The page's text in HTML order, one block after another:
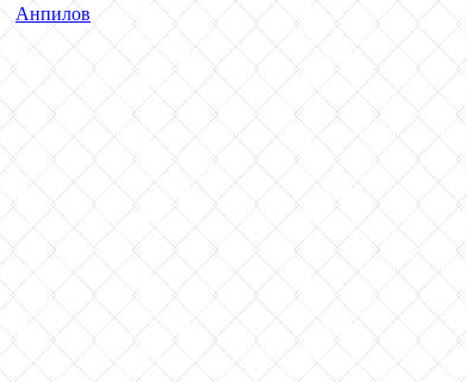
Анпилов